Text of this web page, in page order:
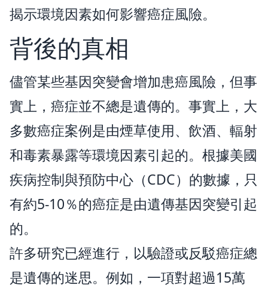
揭示環境因素如何影響癌症風險。
背後的真相
儘管某些基因突變會增加患癌風險，但事
實上，癌症並不總是遺傳的。事實上，大
多數癌症案例是由煙草使用、飲酒、輻射
和毒素暴露等環境因素引起的。根據美國
疾病控制與預防中心（CDC）的數據，只
有約5-10％的癌症是由遺傳基因突變引起
的。
許多研究已經進行，以驗證或反駁癌症總
是遺傳的迷思。例如，一項對超過15萬